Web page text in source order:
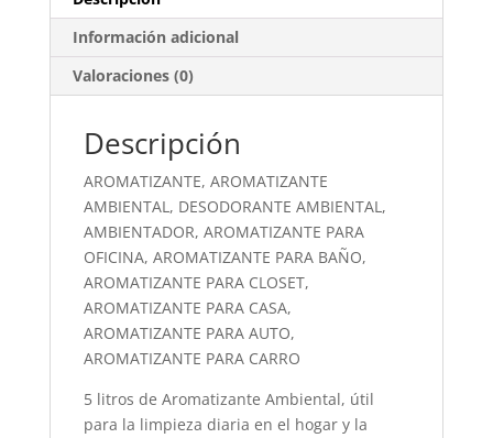
Información adicional
Valoraciones (0)
Descripción
AROMATIZANTE, AROMATIZANTE
AMBIENTAL, DESODORANTE AMBIENTAL,
AMBIENTADOR, AROMATIZANTE PARA
OFICINA, AROMATIZANTE PARA BAÑO,
AROMATIZANTE PARA CLOSET,
AROMATIZANTE PARA CASA,
AROMATIZANTE PARA AUTO,
AROMATIZANTE PARA CARRO
5 litros de Aromatizante Ambiental, útil
para la limpieza diaria en el hogar y la